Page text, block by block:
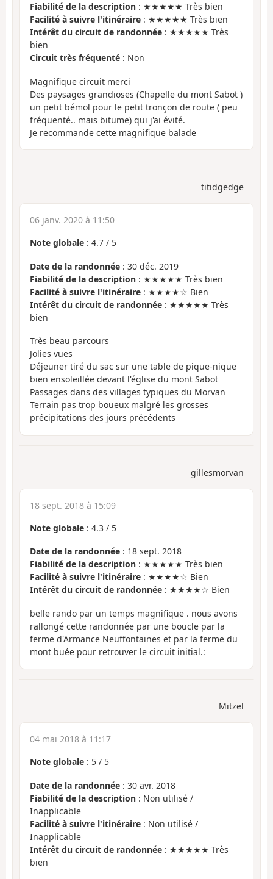
Fiabilité de la description : ★★★★★ Très bien
Facilité à suivre l'itinéraire : ★★★★★ Très bien
Intérêt du circuit de randonnée : ★★★★★ Très
bien
Circuit très fréquenté : Non
Magnifique circuit merci
Des paysages grandioses (Chapelle du mont Sabot )
un petit bémol pour le petit tronçon de route ( peu
fréquenté.. mais bitume) qui j'ai évité.
Je recommande cette magnifique balade
titidgedge
06 janv. 2020 à 11:50
Note globale : 4.7 / 5
Date de la randonnée : 30 déc. 2019
Fiabilité de la description : ★★★★★ Très bien
Facilité à suivre l'itinéraire : ★★★★☆ Bien
Intérêt du circuit de randonnée : ★★★★★ Très
bien
Très beau parcours
Jolies vues
Déjeuner tiré du sac sur une table de pique-nique
bien ensoleillée devant l'église du mont Sabot
Passages dans des villages typiques du Morvan
Terrain pas trop boueux malgré les grosses
précipitations des jours précédents
gillesmorvan
18 sept. 2018 à 15:09
Note globale : 4.3 / 5
Date de la randonnée : 18 sept. 2018
Fiabilité de la description : ★★★★★ Très bien
Facilité à suivre l'itinéraire : ★★★★☆ Bien
Intérêt du circuit de randonnée : ★★★★☆ Bien
belle rando par un temps magnifique . nous avons
rallongé cette randonnée par une boucle par la
ferme d'Armance Neuffontaines et par la ferme du
mont buée pour retrouver le circuit initial.:
Mitzel
04 mai 2018 à 11:17
Note globale : 5 / 5
Date de la randonnée : 30 avr. 2018
Fiabilité de la description : Non utilisé /
Inapplicable
Facilité à suivre l'itinéraire : Non utilisé /
Inapplicable
Intérêt du circuit de randonnée : ★★★★★ Très
bien